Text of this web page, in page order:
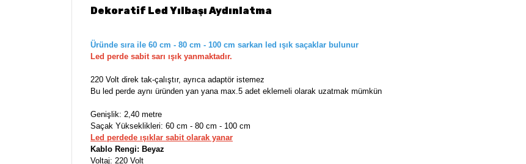
Dekoratif Led Yılbaşı Aydınlatma
Üründe sıra ile 60 cm - 80 cm - 100 cm sarkan led ışık saçaklar bulunur
Led perde sabit sarı ışık yanmaktadır.
220 Volt direk tak-çalıştır, ayrıca adaptör istemez
Bu led perde aynı üründen yan yana max.5 adet eklemeli olarak uzatmak mümkün
Genişlik: 2,40 metre
Saçak Yükseklikleri: 60 cm - 80 cm - 100 cm
Led perdede ışıklar sabit olarak yanar
Kablo Rengi: Beyaz
Voltaj: 220 Volt